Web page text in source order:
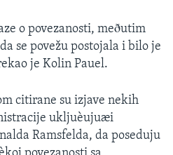
o povezanosti, meðutim
se povežu postojala i bilo je
je Kolin Pauel.
citirane su izjave nekih
ukljuèujuæi
Ramsfelda, da poseduju